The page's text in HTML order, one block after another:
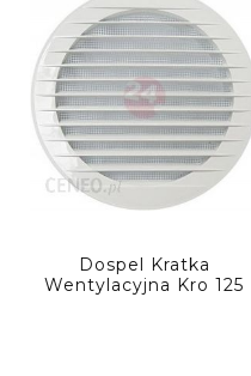
Dospel Kratka
Wentylacyjna Kro 125